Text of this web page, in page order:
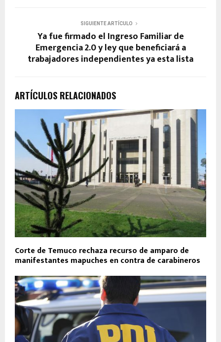
SIGUIENTE ARTÍCULO
Ya fue firmado el Ingreso Familiar de
Emergencia 2.0 y ley que beneficiará a
trabajadores independientes ya esta lista
ARTÍCULOS RELACIONADOS
Corte de Temuco rechaza recurso de amparo de
manifestantes mapuches en contra de carabineros